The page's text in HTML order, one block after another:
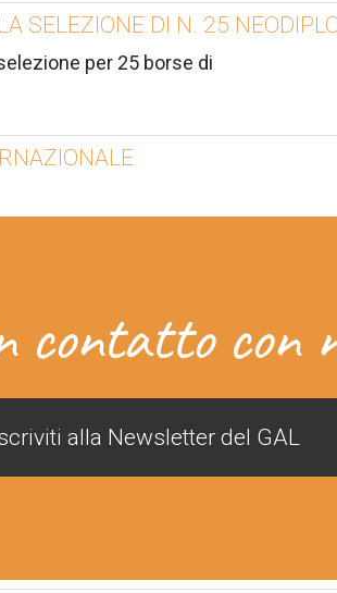
SELEZIONE DI N. 25
per 25 borse di
contatto con
alla Newsletter del GAL